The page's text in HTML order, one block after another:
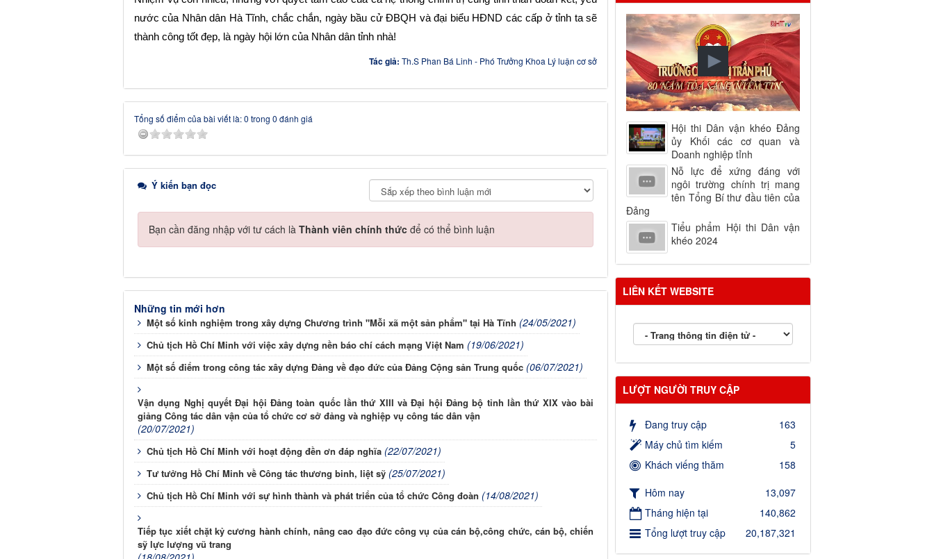
nước của Nhân dân Hà Tĩnh, chắc chắn, ngày bầu cử ĐBQH và đại biểu HĐND các cấp ở tỉnh ta sẽ
thành công tốt đẹp, là ngày hội lớn của Nhân dân tỉnh nhà!
Tác giả:Th.S Phan Bá Linh - Phó Trưởng Khoa Lý luận cơ sở
Tổng số điểm của bài viết là: 0 trong 0 đánh giá
Ý kiến bạn đọc
Bạn cần đăng nhập với tư cách là Thành viên chính thức để có thể bình luận
Những tin mới hơn
Một số kinh nghiệm trong xây dựng Chương trình "Mỗi xã một sản phẩm" tại Hà Tĩnh (24/05/2021)
Chủ tịch Hồ Chí Minh với việc xây dựng nền báo chí cách mạng Việt Nam (19/06/2021)
Một số điểm trong công tác xây dựng Đảng về đạo đức của Đảng Cộng sản Trung quốc (06/07/2021)
Vận dụng Nghị quyết Đại hội Đảng toàn quốc lần thứ XIII và Đại hội Đảng bộ tỉnh lần thứ XIX vào bài
giảng Công tác dân vận của tổ chức cơ sở đảng và nghiệp vụ công tác dân vận
(20/07/2021)
Chủ tịch Hồ Chí Minh với hoạt động đền ơn đáp nghĩa (22/07/2021)
Tư tưởng Hồ Chí Minh về Công tác thương binh, liệt sỹ (25/07/2021)
Chủ tịch Hồ Chí Minh với sự hình thành và phát triển của tổ chức Công đoàn (14/08/2021)
Tiếp tục xiết chặt kỷ cương hành chính, nâng cao đạo đức công vụ của cán bộ,công chức, cán bộ, chiến
sỹ lực lượng vũ trang
Hội thi Dân vận khéo Đảng
ủy Khối các cơ quan và
Doanh nghiệp tỉnh
Nỗ lực để xứng đáng với
ngôi trường chính trị mang
tên Tổng Bí thư đầu tiên của
Đảng
Tiểu phẩm Hội thi Dân vận
khéo 2024
LIÊN KẾT WEBSITE
LƯỢT NGƯỜI TRUY CẬP
Đang truy cập
163
Máy chủ tìm kiếm
5
Khách viếng thăm
158
Hôm nay
13,097
Tháng hiện tại
140,862
Tổng lượt truy cập
20,187,321